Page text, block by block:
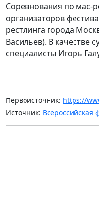
Соревнования по мас-
организаторов
рестлинга города
Васильев). В качестве
специалисты Игорь
Первоисточник: https://
Источник: Всероссийская